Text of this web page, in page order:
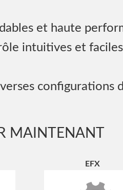
et haute
intuitives et
configurations
MAINTENANT
EFX